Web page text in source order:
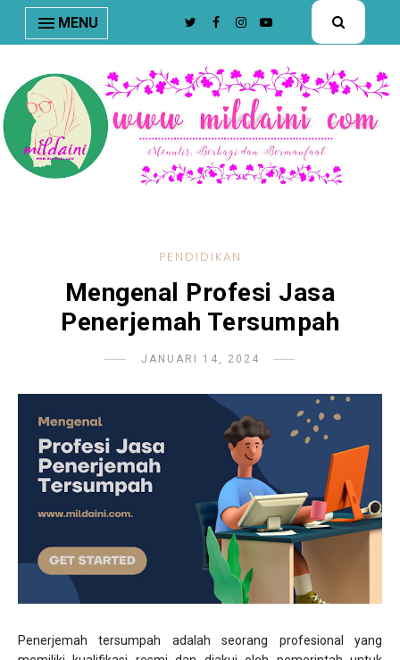
nav#menunav { border-bottom: 1px solid #e8e8e8; }
MENU
PENDIDIKAN
Mengenal Profesi Jasa
Penerjemah Tersumpah
JANUARI 14, 2024
Penerjemah tersumpah adalah seorang profesional yang